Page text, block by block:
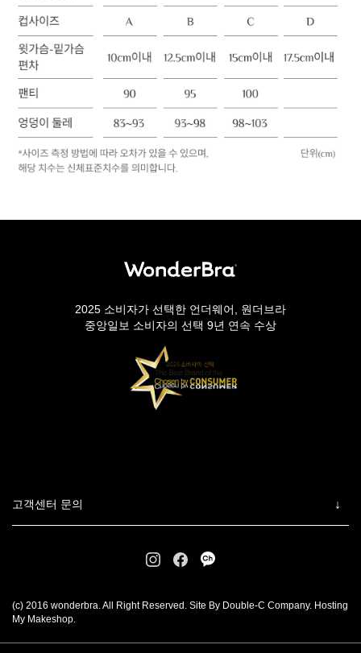
2025 소비자가 선택한 언더웨어, 원더브라
중앙일보 소비자의 선택 9년 연속 수상
고객센터 문의
(c) 2016 wonderbra. All Right Reserved. Site By Double-C Company. Hosting
My Makeshop.